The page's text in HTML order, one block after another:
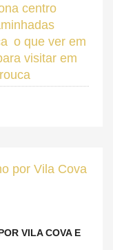
centro
o que ver em
visitar em
VILA COVA E